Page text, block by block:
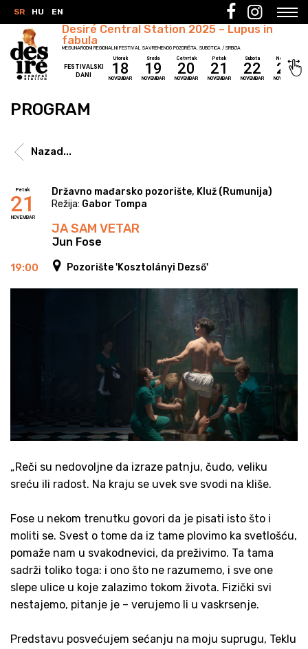
EN
SR HU
Desiré Central Station 2025 – Lupus in
fabula
MEĐUNARODNI REGIONALNI FESTIVAL SAVREMENOG POZORIŠTA, SUBOTICA / SRBIJA
FESTIVALSKI
DANI
Utorak
18
NOVEMBAR
Sreda
19
NOVEMBAR
Četvrtak
20
NOVEMBAR
Petak
21
NOVEMBAR
Subota
22
NOVEMBAR
Nedelja
23
NOVEMBAR
PROGRAM
Nazad...
Petak
21
NOVEMBAR
19:00
Državno mađarsko pozorište, Kluž (Rumunija)
Režija: Gabor Tompa
JA SAM VETAR
/ Jun Fose
Pozorište 'Kosztolányi Dezső'
„Reči su nedovoljne da izraze patnju, čudo, veliku
sreću ili radost. Na kraju se uvek sve svodi na kliše.
Fose u nekom trenutku govori da je pisati isto što i
moliti se. Svest o tome da iz tame plovimo ka svetlošću,
pomaže nam u svakodnevici, da preživimo. Ta tama
sadrži toliko toga: i ono što ne razumemo, i sve one
slepe ulice u koje zalazimo tokom života. Fizički svi
nestajemo, pitanje je – verujemo li u vaskrsenje.
Predstavu posvećujem sećanju na moju suprugu, Teklu